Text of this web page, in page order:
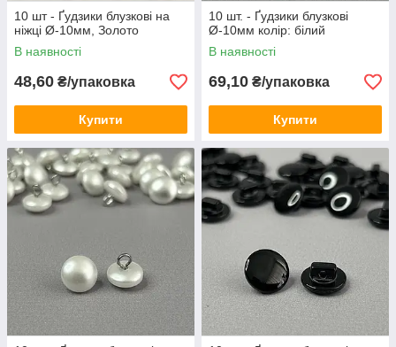
10 шт - Ґудзики блузкові на
ніжці Ø-10мм, Золото
В наявності
48,60 ₴/упаковка
Купити
10 шт. - Ґудзики блузкові
Ø-10мм колір: білий
В наявності
69,10 ₴/упаковка
Купити